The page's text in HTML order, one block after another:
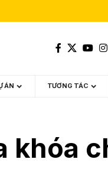
ÁN TƯƠNG TÁC
khóa